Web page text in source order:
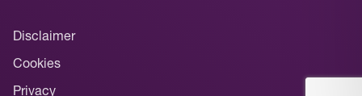
Disclaimer
Cookies
Privacy